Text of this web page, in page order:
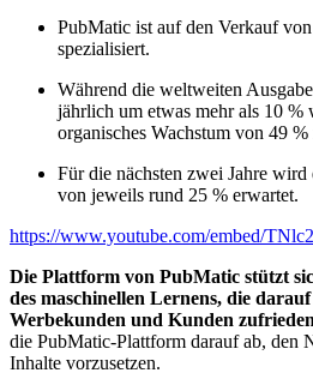
PubMatic ist auf den Verkauf
spezialisiert.
Während die weltweiten
jährlich um etwas mehr als 10 %
organisches Wachstum von 49
Für die nächsten zwei Jahre wird
von jeweils rund 25 % erwartet.
https://www.youtube.com/embed/
Die Plattform von PubMatic stützt
des maschinellen Lernens, die
Werbekunden und Kunden
die PubMatic-Plattform darauf ab, den
Inhalte vorzusetzen.